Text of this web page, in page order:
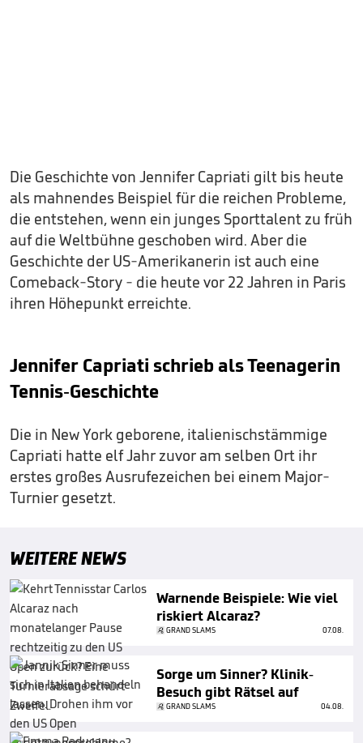
Die Geschichte von Jennifer Capriati gilt bis heute
als mahnendes Beispiel für die reichen Probleme,
die entstehen, wenn ein junges Sporttalent zu früh
auf die Weltbühne geschoben wird. Aber die
Geschichte der US-Amerikanerin ist auch eine
Comeback-Story - die heute vor 22 Jahren in Paris
ihren Höhepunkt erreichte.
Jennifer Capriati schrieb als Teenagerin
Tennis-Geschichte
Die in New York geborene, italienischstämmige
Capriati hatte elf Jahr zuvor am selben Ort ihr
erstes großes Ausrufezeichen bei einem Major-
Turnier gesetzt.
WEITERE NEWS
Warnende Beispiele: Wie viel
riskiert Alcaraz?
GRAND SLAMS 07.08.
Sorge um Sinner? Klinik-
Besuch gibt Rätsel auf
GRAND SLAMS 04.08.